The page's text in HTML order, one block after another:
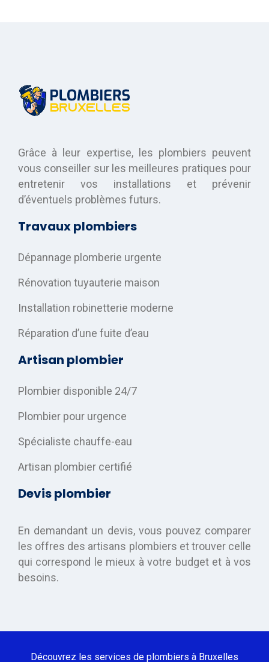
Grâce à leur expertise, les plombiers peuvent
vous conseiller sur les meilleures pratiques pour
entretenir vos installations et prévenir
d’éventuels problèmes futurs.
Travaux plombiers
Dépannage plomberie urgente
Rénovation tuyauterie maison
Installation robinetterie moderne
Réparation d’une fuite d’eau
Artisan plombier
Plombier disponible 24/7
Plombier pour urgence
Spécialiste chauffe-eau
Artisan plombier certifié
Devis plombier
En demandant un devis, vous pouvez comparer
les offres des artisans plombiers et trouver celle
qui correspond le mieux à votre budget et à vos
besoins.
Découvrez les services de plombiers à Bruxelles